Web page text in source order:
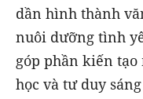
dần hình thành
nuôi dưỡng tình
góp phần kiến
học và tư duy